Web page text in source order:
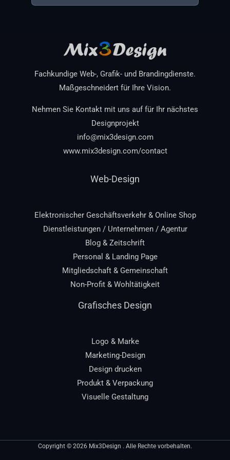
Fachkundige Web-, Grafik- und Brandingdienste.
Maßgeschneidert für Ihre Vision.
Nehmen Sie Kontakt mit uns auf für Ihr nächstes
Designprojekt
info@mix3design.com
www.mix3design.com/contact
Web-Design
Elektronischer Geschäftsverkehr & Online Shop
Dienstleistungen / Unternehmen / Agentur
Blog & Zeitschrift
Personal & Landing Page
Mitgliedschaft & Gemeinschaft
Non-Profit & Wohltätigkeit
Grafisches Design
Logo & Marke
Marketing-Design
Design drucken
Produkt & Verpackung
Visuelle Gestaltung
Copyright © 2026 Mix3Design . Alle Rechte vorbehalten.